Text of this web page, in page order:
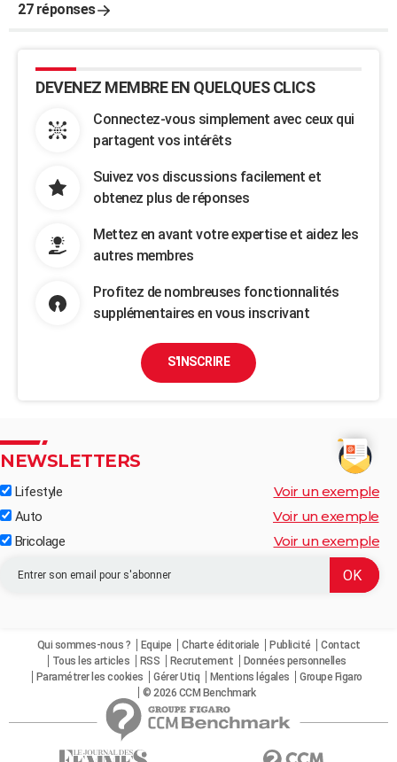
27 réponses
DEVENEZ MEMBRE EN QUELQUES CLICS
Connectez-vous simplement avec ceux qui
partagent vos intérêts
Suivez vos discussions facilement et
obtenez plus de réponses
Mettez en avant votre expertise et aidez les
autres membres
Profitez de nombreuses fonctionnalités
supplémentaires en vous inscrivant
S'INSCRIRE
NEWSLETTERS
Lifestyle Voir un exemple
Auto Voir un exemple
Bricolage Voir un exemple
Qui sommes-nous ? Equipe Charte éditoriale Publicité
Contact
Tous les articles
RSS Recrutement
Données personnelles
Paramétrer les cookies
Gérer Utiq Mentions légales
Groupe Figaro
© 2026 CCM Benchmark